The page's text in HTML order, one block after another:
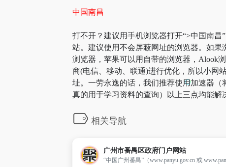
中国南昌
打不开？建议用手机浏览器打开“>中国南
站。建议使用不会屏蔽网址的浏览器。如
浏览器，苹果可以用自带的浏览器，Alook
商(电信、移动、联通)进行优化，所以小网
址。一劳永逸的话，我们推荐使用加速器
真的用于学习资料的查询）以上三点均能解
相关导航
广州市番禺区政府门户网站